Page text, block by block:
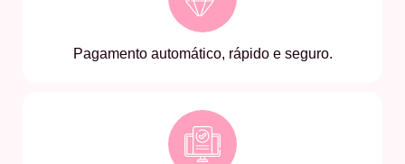
Pagamento automático, rápido e seguro.